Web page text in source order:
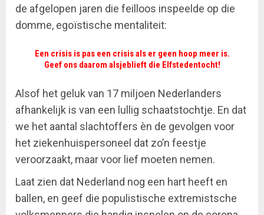
de afgelopen jaren die feilloos inspeelde op die
domme, egoïstische mentaliteit:
Een crisis is pas een crisis als er geen hoop meer is.
Geef ons daarom alsjeblieft die Elfstedentocht!
Alsof het geluk van 17 miljoen Nederlanders
afhankelijk is van een lullig schaatstochtje. En dat
we het aantal slachtoffers èn de gevolgen voor
het ziekenhuispersoneel dat zo’n feestje
veroorzaakt, maar voor lief moeten nemen.
Laat zien dat Nederland nog een hart heeft en
ballen, en geef die populistische extremistsche